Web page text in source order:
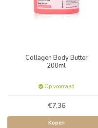
Collagen Body Butter
200ml
Op voorraad
€7,36
Kopen